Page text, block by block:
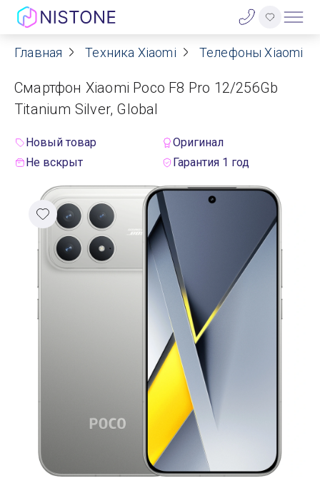
Акции
О нас
Договор оферты
Реквизиты
Контакты
Trade-In
Главная Техника Xiaomi Телефоны Xiaomi
Смартфон Xiaomi Poco F8 Pro 12/256Gb
Titanium Silver, Global
Новый товар
Оригинал
Не вскрыт
Гарантия 1 год